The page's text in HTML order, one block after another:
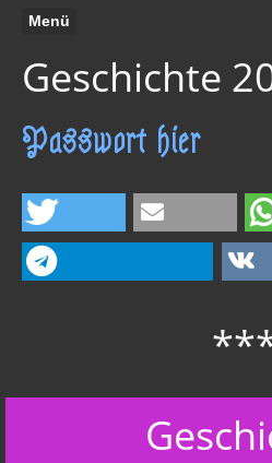
Menü
Geschichte
Passwort hier